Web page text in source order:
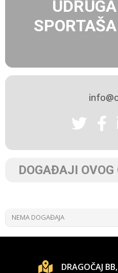
DOGAĐAJI
NEMA DOGAĐAJA
DRAGOČAJ